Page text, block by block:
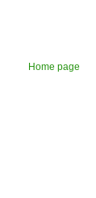
Home page